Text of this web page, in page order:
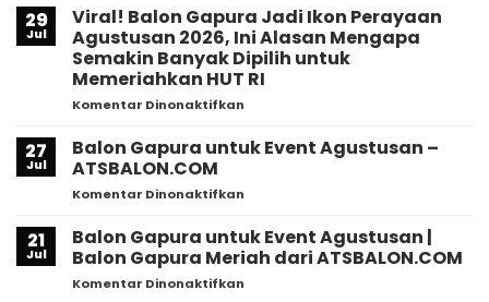
Gapura
Agustusan
2026
|
Dekorasi
RI
Profesional
29
Jul
Viral! Balon Gapura Jadi Ikon Perayaan
Agustusan 2026, Ini Alasan Mengapa
Semakin Banyak Dipilih untuk
Memeriahkan HUT RI
Komentar Dinonaktifkan
Balon
Gapura
Agustusan
2026,
27
Jul
Balon Gapura untuk Event Agustusan –
ATSBALON.COM
Komentar Dinonaktifkan
Gapura
untuk
Event
21
Jul
Balon Gapura untuk Event Agustusan |
Balon Gapura Meriah dari ATSBALON.COM
Komentar Dinonaktifkan